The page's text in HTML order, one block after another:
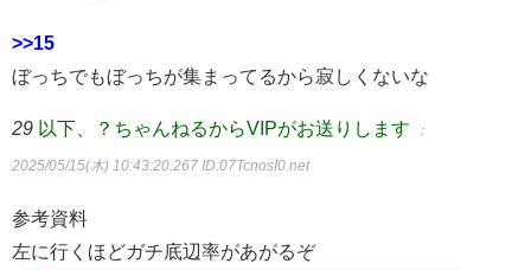
>>15
ぼっちでもぼっちが集まってるから寂しくないな
29 以下、？ちゃんねるからVIPがお送りします ：
2025/05/15(木) 10:43:20.267 ID:07TcnosI0.net
参考資料
左に行くほどガチ底辺率があがるぞ